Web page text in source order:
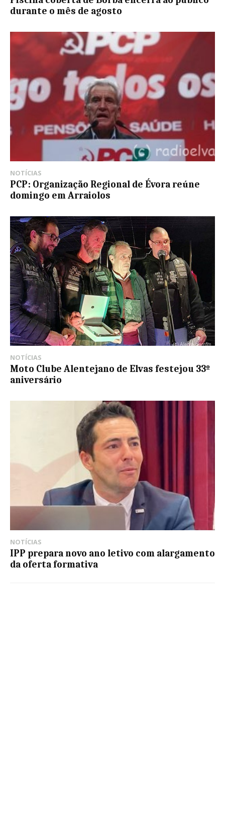
durante o mês de agosto
NOTÍCIAS
PCP: Organização Regional de Évora reúne
domingo em Arraiolos
NOTÍCIAS
Moto Clube Alentejano de Elvas festejou 33º
aniversário
NOTÍCIAS
IPP prepara novo ano letivo com alargamento
da oferta formativa